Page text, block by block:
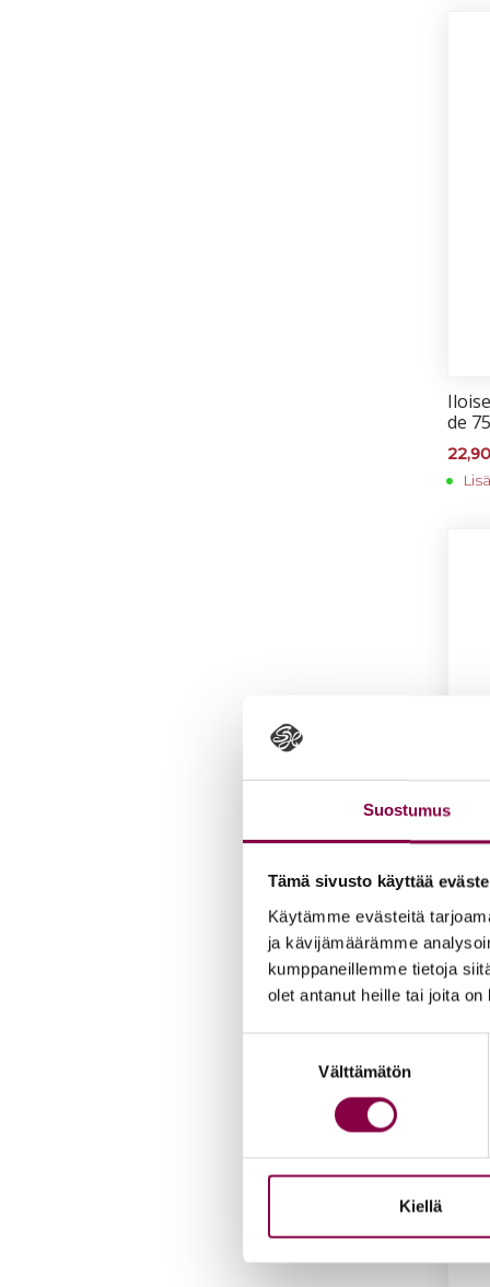
Suostumus
Tämä sivusto käyttää
Käytämme evästeitä
ja kävijämäärämme
kumppaneillemme tietoja
olet antanut heille tai joita
Välttämätön
Kiellä
de
22,90